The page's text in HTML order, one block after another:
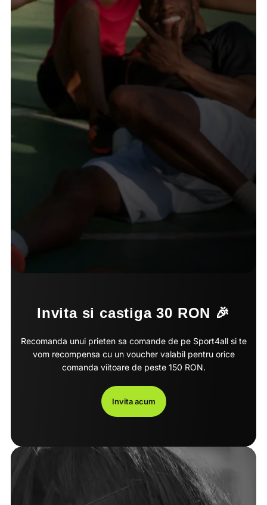
Invita si castiga 30 RON 🎉
Recomanda unui prieten sa comande de pe Sport4all si te
vom recompensa cu un voucher valabil pentru orice
comanda viitoare de peste 150 RON.
Invita acum